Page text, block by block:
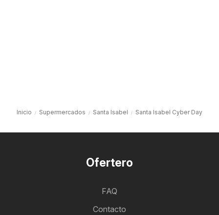
Inicio Supermercados Santa Isabel Santa Isabel Cyber Day
Ofertero
FAQ
Contacto